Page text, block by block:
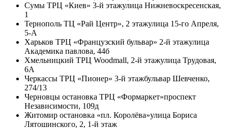
Сумы ТРЦ «Киев» 3-й этажулица Нижневоскресенская,
1
Тернополь ТЦ «Рай Центр», 2 этажулица 15-го Апреля,
5-А
Харьков ТРЦ «Французский бульвар» 2-й этажулица
Академика павлова, 44б
Хмельницкий ТРЦ Woodmall, 2-й этажулица Трудовая,
6А
Черкассы ТРЦ «Пионер» 3-й этажбульвар Шевченко,
274/13
Черновцы остановка ТРЦ «Формаркет»проспект
Независимости, 109д
Житомир остановка «пл. Королёва»улица Бориса
Лятошинского, 2, 1-й этаж